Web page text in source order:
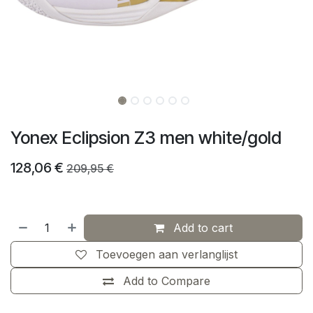
Yonex Eclipsion Z3 men white/gold
128,06 € 209,95€
Add to cart
Add to Compare
Toevoegen aan verlanglijst